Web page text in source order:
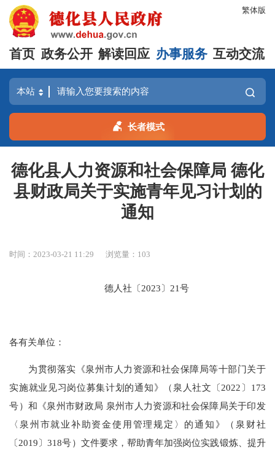
繁体版
首页 政务公开 解读回应 办事服务 互动交流
长者模式
德化县人力资源和社会保障局 德化
县财政局关于实施青年见习计划的
通知
时间：2023-03-21 11:29 浏览量： 103
德人社〔2023〕21号
各有关单位：
为贯彻落实《泉州市人力资源和社会保障局等十部门关于
实施就业见习岗位募集计划的通知》（泉人社文〔2022〕173
号）和《泉州市财政局 泉州市人力资源和社会保障局关于印发
〈泉州市就业补助资金使用管理规定〉的通知》（泉财社
〔2019〕318号）文件要求，帮助青年加强岗位实践锻炼、提升